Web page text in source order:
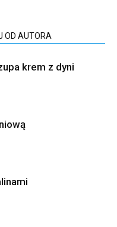
OD AUTORA
krem z dyni